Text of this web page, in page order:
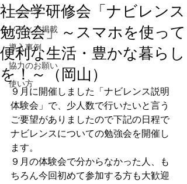
ニュース
メディア掲載
導入事例
協力のお願い
使い方
社会学研修会「ナビレンス
勉強会」～スマホを使って
便利な生活・豊かな暮らし
を！～（岡山）
９月に開催しました「ナビレンス説明
体験会」で、少人数で行いたいと言う
ご要望がありましたので下記の日程で
ナビレンスについての勉強会を開催し
ます。
９月の体験会で分からなかった人、も
ちろん今回初めて参加する方も大歓迎